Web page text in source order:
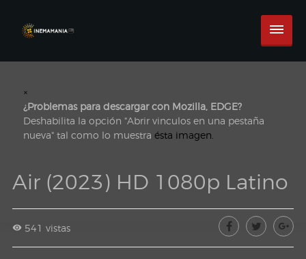
×
¿Problemas para descargar con Mozilla, EDGE?
Deshabilita la opción "Abrir vinculos en una pestaña
nueva" tal como lo muestra ésta imagen.
Air (2023) HD 1080p Latino
541 vistas